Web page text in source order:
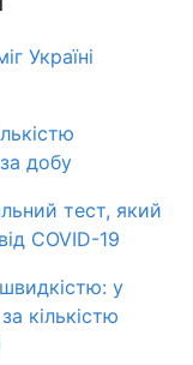
Україні
добу
тест, який
COVID-19
у
кількістю